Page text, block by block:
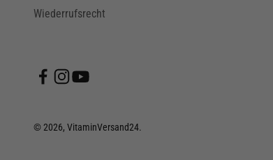
Wiederrufsrecht
© 2026, VitaminVersand24.